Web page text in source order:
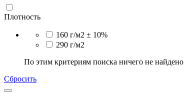
Плотность
160 г/м2 ± 10%
290 г/м2
По этим критериям поиска ничего не найдено
Сбросить